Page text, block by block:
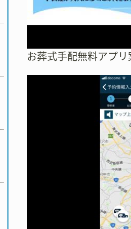
お葬式手配無料アプリ